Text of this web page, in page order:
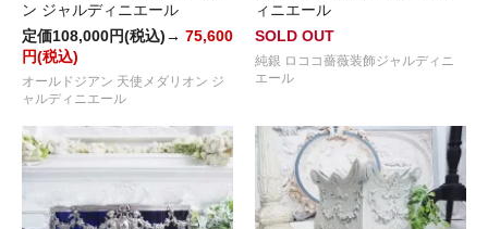
ン ジャルディニエール
定価108,000円(税込)→ 75,600
円(税込)
オールドジアン 天使メダリオン ジ
ャルディニエール
ィニエール
SOLD OUT
純銀 ロココ薔薇装飾ジャルディニ
エール